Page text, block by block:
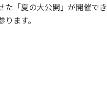
た「夏の大公開」が開催でき
ます。